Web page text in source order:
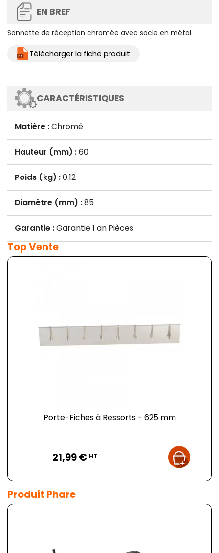
EN BREF
Sonnette de réception chromée avec socle en métal.
Télécharger la fiche produit
CARACTÉRISTIQUES
Matière :Chromé
Hauteur (mm) :60
Poids (kg) :0.12
Diamètre (mm) :85
Garantie :Garantie 1 an Pièces
Top Vente
Porte-Fiches à Ressorts - 625 mm
21,99 € HT
Produit Phare